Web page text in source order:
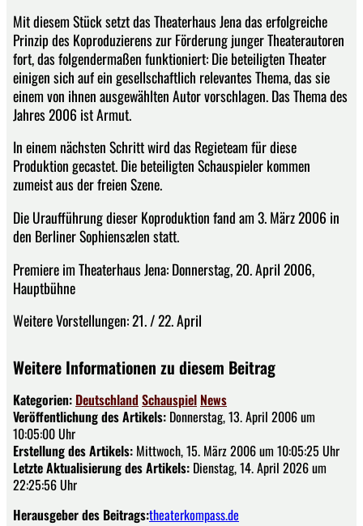
Mit diesem Stück setzt das Theaterhaus Jena das erfolgreiche
Prinzip des Koproduzierens zur Förderung junger Theaterautoren
fort, das folgendermaßen funktioniert: Die beteiligten Theater
einigen sich auf ein gesellschaftlich relevantes Thema, das sie
einem von ihnen ausgewählten Autor vorschlagen. Das Thema des
Jahres 2006 ist Armut.
In einem nächsten Schritt wird das Regieteam für diese
Produktion gecastet. Die beteiligten Schauspieler kommen
zumeist aus der freien Szene.
Die Uraufführung dieser Koproduktion fand am 3. März 2006 in
den Berliner Sophiensælen statt.
Premiere im Theaterhaus Jena: Donnerstag, 20. April 2006,
Hauptbühne
Weitere Vorstellungen: 21. / 22. April
Weitere Informationen zu diesem Beitrag
Kategorien: Deutschland Schauspiel News
Veröffentlichung des Artikels: Donnerstag, 13. April 2006 um
10:05:00 Uhr
Erstellung des Artikels: Mittwoch, 15. März 2006 um 10:05:25 Uhr
Letzte Aktualisierung des Artikels: Dienstag, 14. April 2026 um
22:25:56 Uhr
Herausgeber des Beitrags:theaterkompass.de